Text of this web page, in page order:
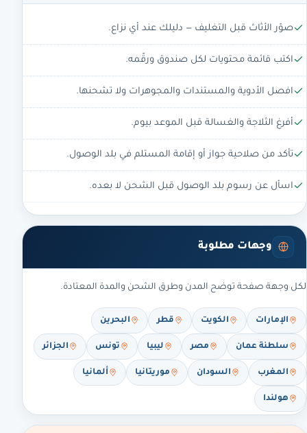
صوّر الأثاث قبل التغليف — دليلك عند أي نزاع.
اكتب قائمة محتويات لكل صندوق ورقّمه.
افصل الأدوية والمستندات والمجوهرات ولا تشحنها.
أفرغ الثلاجة والغسالة قبل الموعد بيوم.
تأكد من صلاحية جواز أو إقامة المستلم في بلد الوصول.
اسأل عن رسوم بلد الوصول قبل الشحن لا بعده.
وجهات مطلوبة
لكل وجهة صفحة توضح المدن وطرق الشحن والمدة المعتادة.
الإمارات الكويت قطر البحرين
سلطنة عمان مصر ليبيا تونس الجزائر
المغرب السودان موريتانيا ألمانيا
هولندا